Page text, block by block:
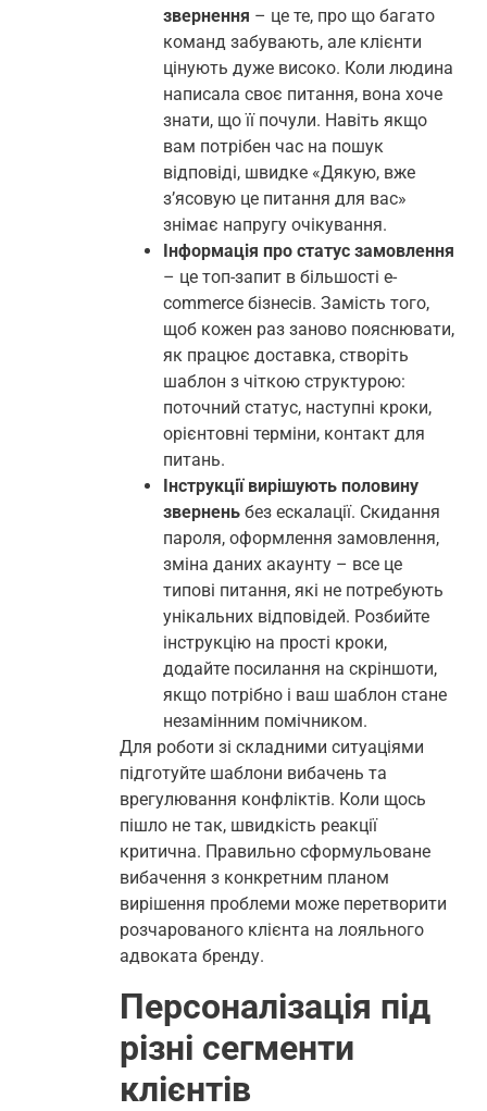
звернення – це те, про що багато
команд забувають, але клієнти
цінують дуже високо. Коли людина
написала своє питання, вона хоче
знати, що її почули. Навіть якщо
вам потрібен час на пошук
відповіді, швидке «Дякую, вже
з’ясовую це питання для вас»
знімає напругу очікування.
Інформація про статус замовлення
– це топ-запит в більшості e-
commerce бізнесів. Замість того,
щоб кожен раз заново пояснювати,
як працює доставка, створіть
шаблон з чіткою структурою:
поточний статус, наступні кроки,
орієнтовні терміни, контакт для
питань.
Інструкції вирішують половину
звернень без ескалації. Скидання
пароля, оформлення замовлення,
зміна даних акаунту – все це
типові питання, які не потребують
унікальних відповідей. Розбийте
інструкцію на прості кроки,
додайте посилання на скріншоти,
якщо потрібно і ваш шаблон стане
незамінним помічником.
Для роботи зі складними ситуаціями
підготуйте шаблони вибачень та
врегулювання конфліктів. Коли щось
пішло не так, швидкість реакції
критична. Правильно сформульоване
вибачення з конкретним планом
вирішення проблеми може перетворити
розчарованого клієнта на лояльного
адвоката бренду.
Персоналізація під
різні сегменти
клієнтів